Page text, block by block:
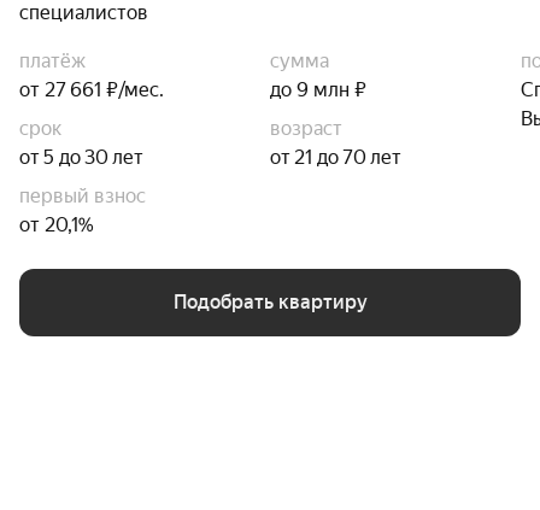
специалистов
платёж
от 27 661 ₽/мес.
сумма
до 9 млн ₽
срок
от 5 до 30 лет
возраст
от 21 до 70 лет
первый взнос
от 20,1%
Подобрать квартиру